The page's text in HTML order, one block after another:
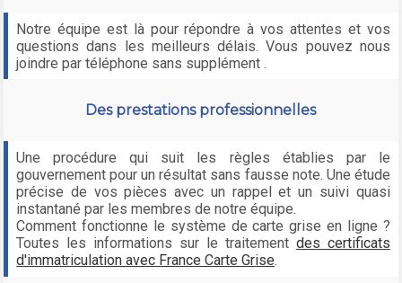
Notre équipe est là pour répondre à vos attentes et vos
questions dans les meilleurs délais. Vous pouvez nous
joindre par téléphone sans supplément .
Des prestations professionnelles
Une procédure qui suit les règles établies par le
gouvernement pour un résultat sans fausse note. Une étude
précise de vos pièces avec un rappel et un suivi quasi
instantané par les membres de notre équipe.
Comment fonctionne le système de carte grise en ligne ?
Toutes les informations sur le traitement des certificats
d'immatriculation avec France Carte Grise.